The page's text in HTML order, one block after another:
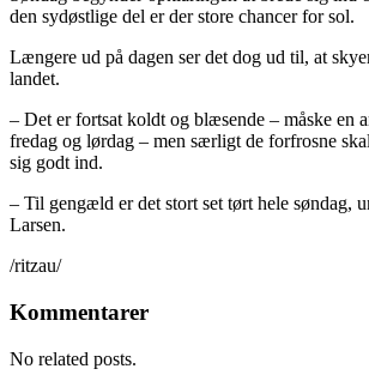
den sydøstlige del er der store chancer for sol.
Længere ud på dagen ser det dog ud til, at
landet.
– Det er fortsat koldt og blæsende – måske en
fredag og lørdag – men særligt de forfrosne
sig godt ind.
– Til gengæld er det stort set tørt hele søndag,
Larsen.
/ritzau/
Kommentarer
No related posts.